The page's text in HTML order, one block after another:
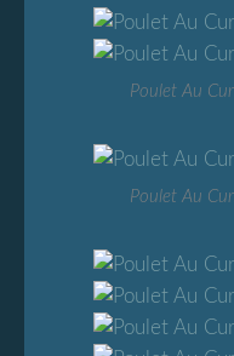
Poulet Au
Poulet Au